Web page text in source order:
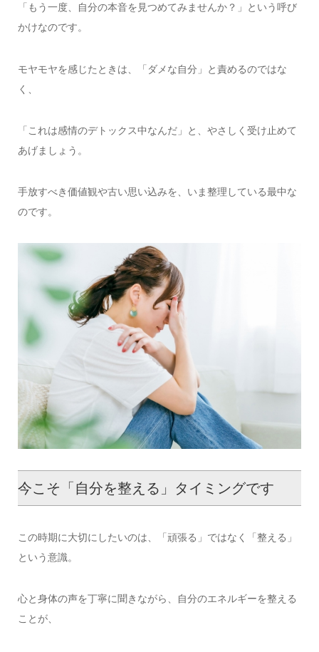
「もう一度、自分の本音を見つめてみませんか？」という呼び
かけなのです。
モヤモヤを感じたときは、「ダメな自分」と責めるのではな
く、
「これは感情のデトックス中なんだ」と、やさしく受け止めて
あげましょう。
手放すべき価値観や古い思い込みを、いま整理している最中な
のです。
今こそ「自分を整える」タイミングです
この時期に大切にしたいのは、「頑張る」ではなく「整える」
という意識。
心と身体の声を丁寧に聞きながら、自分のエネルギーを整える
ことが、